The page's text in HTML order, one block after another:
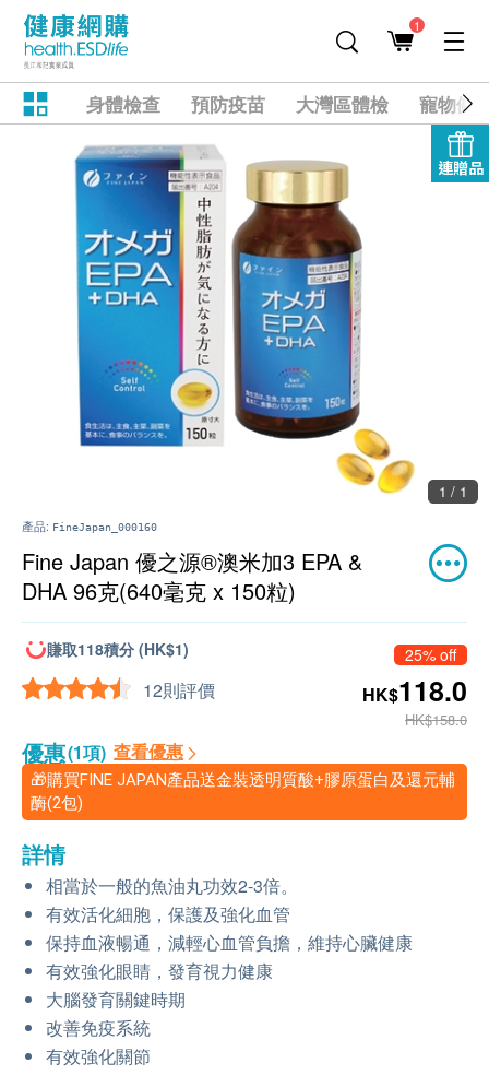
1
身體檢查 預防疫苗 大灣區體檢 寵物健
連贈品
1 / 1
產品: FineJapan_000160
Fine Japan 優之源®澳米加3 EPA &
DHA 96克(640毫克 x 150粒)
賺取118積分 (HK$1)
12則評價
25% off
HK$118.0
HK$158.0
優惠(1項) 查看優惠
🎁購買FINE JAPAN產品送金裝透明質酸+膠原蛋白及還元輔
酶(2包)
詳情
相當於一般的魚油丸功效2-3倍。
有效活化細胞，保護及強化血管
保持血液暢通，減輕心血管負擔，維持心臟健康
有效強化眼睛，發育視力健康
大腦發育關鍵時期
改善免疫系統
有效強化關節